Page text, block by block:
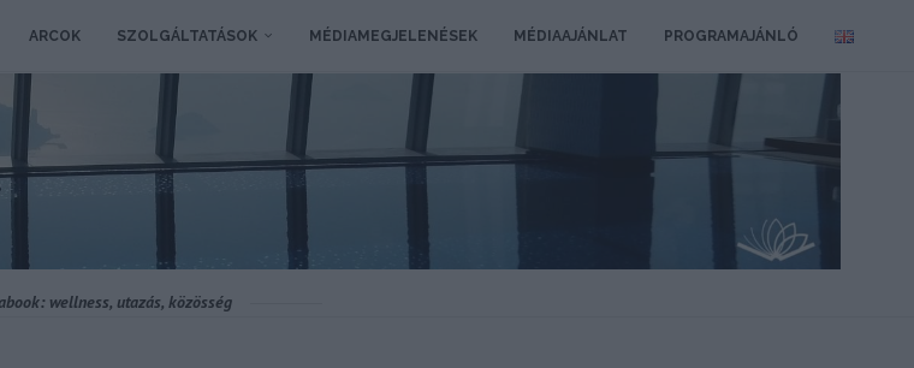
ARCOK SZOLGÁLTATÁSOK MÉDIAMEGJELENÉSEK MÉDIAAJÁNLAT PROGRAMAJÁNLÓ
wellness, utazás, közösség